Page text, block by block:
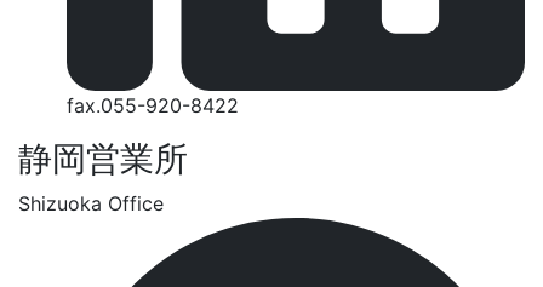
fax.055-920-8422
静岡営業所
Shizuoka Office